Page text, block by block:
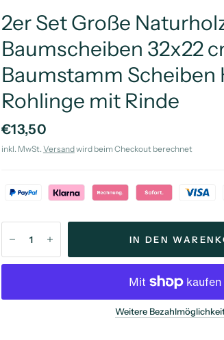
2er Set Große
Baumscheiben 32x22
Baumstamm Scheiben
Rohlinge mit Rinde
€13,50
inkl. MwSt. Versandwird beim Checkout berechnet
IN DEN
Weitere